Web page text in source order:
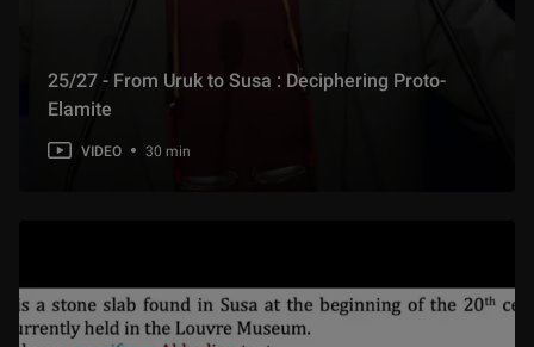
25/27 - From Uruk to Susa : Deciphering Proto-
Elamite
VIDEO 30 min